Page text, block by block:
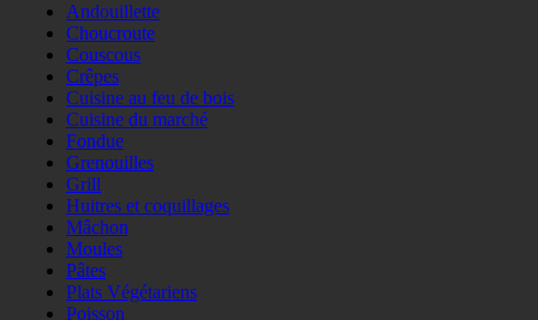
Andouillette
Choucroute
Couscous
Crêpes
Cuisine au feu de bois
Cuisine du marché
Fondue
Grenouilles
Grill
Huitres et coquillages
Mâchon
Moules
Pâtes
Plats Végétariens
Poisson